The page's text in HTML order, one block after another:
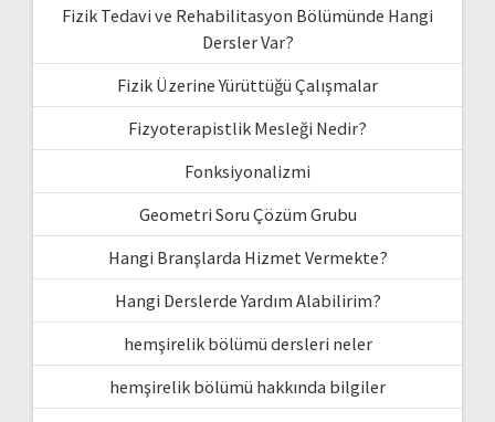
Fizik Tedavi ve Rehabilitasyon Bölümünde Hangi
Dersler Var?
Fizik Üzerine Yürüttüğü Çalışmalar
Fizyoterapistlik Mesleği Nedir?
Fonksiyonalizmi
Geometri Soru Çözüm Grubu
Hangi Branşlarda Hizmet Vermekte?
Hangi Derslerde Yardım Alabilirim?
hemşirelik bölümü dersleri neler
hemşirelik bölümü hakkında bilgiler